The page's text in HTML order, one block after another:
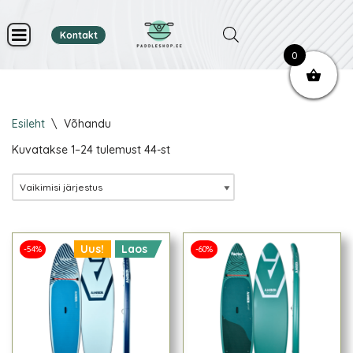
Skip
content
Kontakt
Esileht \ Võhandu
Kuvatakse 1–24 tulemust 44-st
-54% Uus! Laos -60%
0